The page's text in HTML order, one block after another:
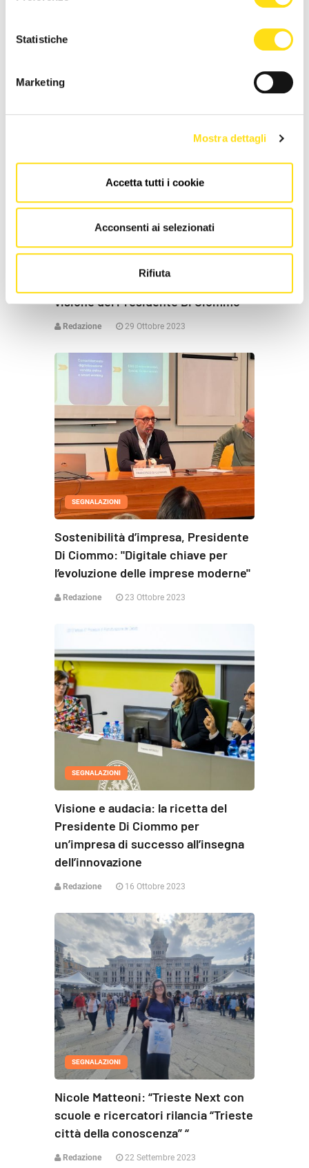
Statistiche
Marketing
Mostra dettagli
Accetta tutti i cookie
Acconsenti ai selezionati
Rifiuta
Biocarburanti
SEGNALAZIONI
visione del Presidente Di Ciommo
Redazione 29 Ottobre 2023
SEGNALAZIONI
Sostenibilità d’impresa, Presidente
Di Ciommo: "Digitale chiave per
l’evoluzione delle imprese moderne"
Redazione 23 Ottobre 2023
SEGNALAZIONI
Visione e audacia: la ricetta del
Presidente Di Ciommo per
un’impresa di successo all’insegna
dell’innovazione
Redazione 16 Ottobre 2023
SEGNALAZIONI
Nicole Matteoni: “Trieste Next con
scuole e ricercatori rilancia “Trieste
città della conoscenza” “
Redazione 22 Settembre 2023